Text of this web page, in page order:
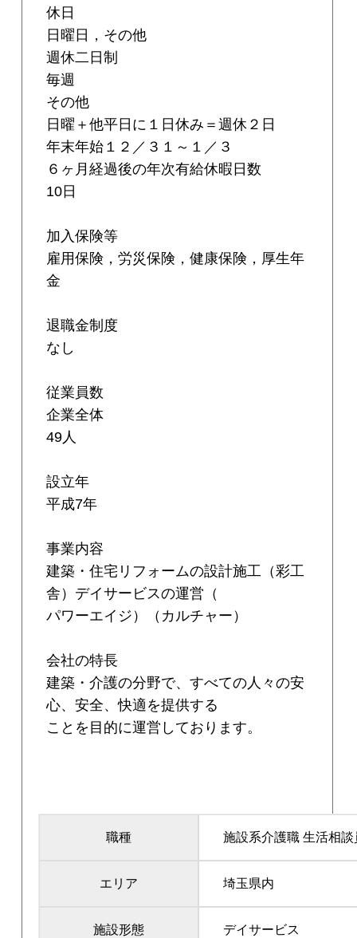
休日
日曜日，その他
週休二日制
毎週
その他
日曜＋他平日に１日休み＝週休２日
年末年始１２／３１～１／３
６ヶ月経過後の年次有給休暇日数
10日
加入保険等
雇用保険，労災保険，健康保険，厚生年
金
退職金制度
なし
従業員数
企業全体
49人
設立年
平成7年
事業内容
建築・住宅リフォームの設計施工（彩工
舎）デイサービスの運営（
パワーエイジ）（カルチャー）
会社の特長
建築・介護の分野で、すべての人々の安
心、安全、快適を提供する
ことを目的に運営しております。
職種 施設系介護職 生活相談
エリア 埼玉県内
施設形態 デイサービス